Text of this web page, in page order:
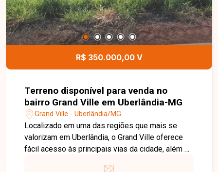
estilo de vida. Entre em contato com a Delta
Imóveis e agende sua visita. Nossa equipe está
pronta para apresentar todos os detalhes deste
imóvel e ajudar você a encontrar o imóvel ideal
para viver com conforto, sofisticação e
R$ 350.000,00 V
Terreno disponível para venda no
bairro Grand Ville em Uberlândia-MG
Grand Ville - Uberlândia/MG
Localizado em uma das regiões que mais se
valorizam em Uberlândia, o Grand Ville oferece
fácil acesso às principais vias da cidade, além de